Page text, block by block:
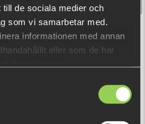
till de sociala medier och
som vi samarbetar med.
informationen med annan
eller som de har
RNNR LF
kr (139 kr)